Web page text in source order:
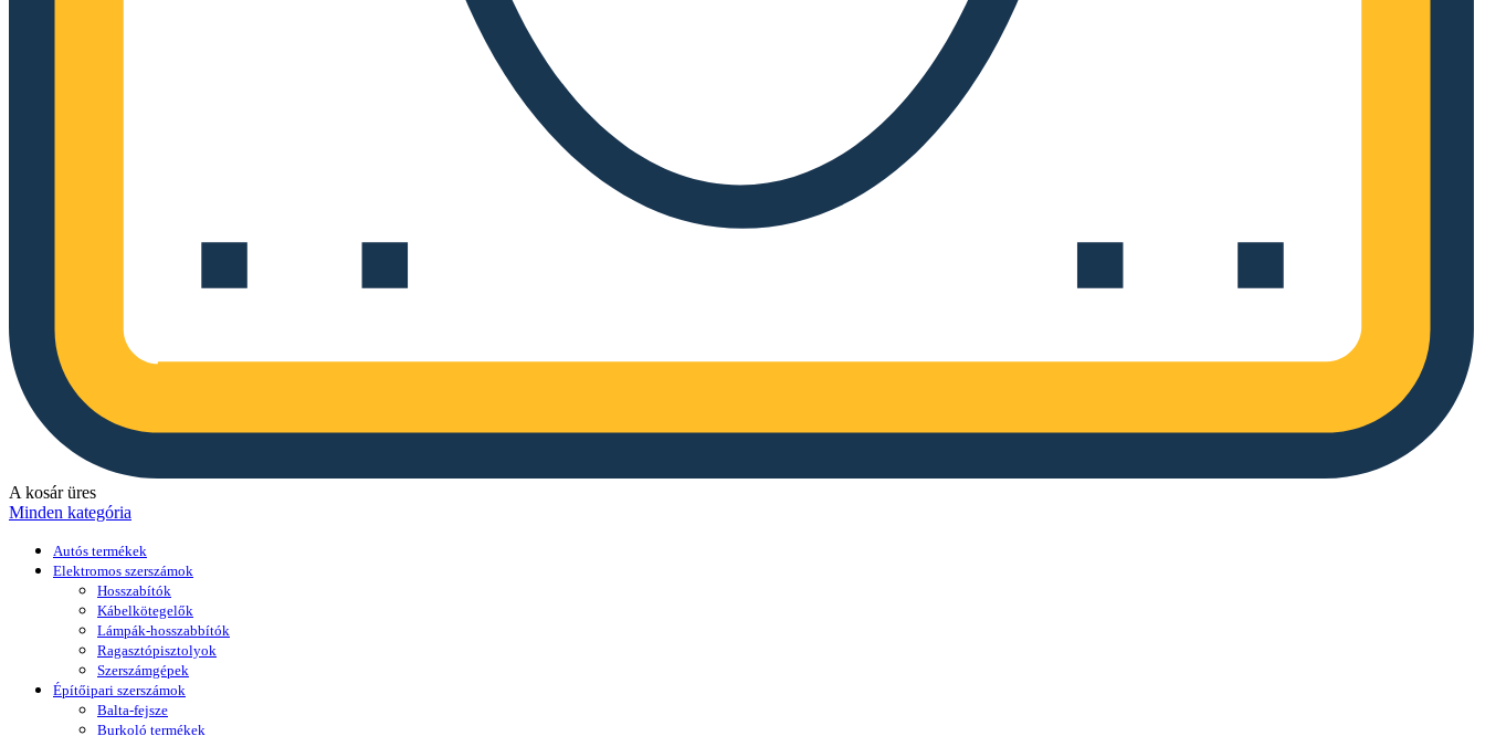
A kosár üres
Minden kategória
Autós termékek
Elektromos szerszámok
Hosszabítók
Kábelkötegelők
Lámpák-hosszabbítók
Ragasztópisztolyok
Szerszámgépek
Építőipari szerszámok
Balta-fejsze
Burkoló termékek